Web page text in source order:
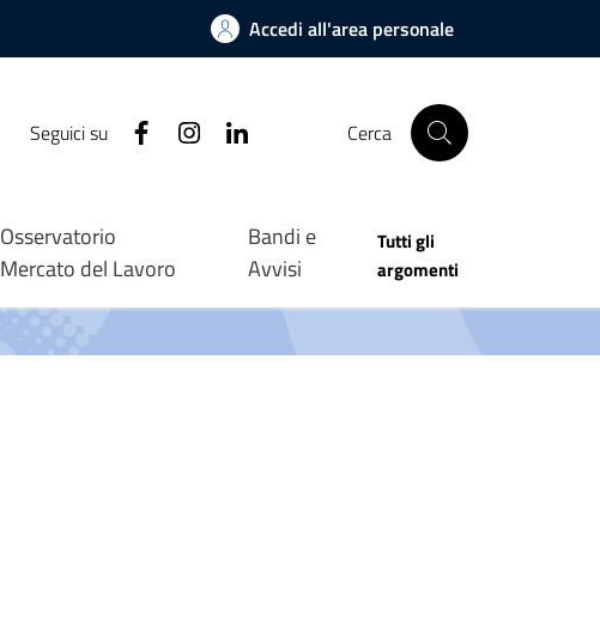
Accedi all'area personale
Seguici su Facebook Instagram Cerca
Osservatorio
Mercato del Lavoro
Bandi e
Avvisi
Tutti gli
argomenti